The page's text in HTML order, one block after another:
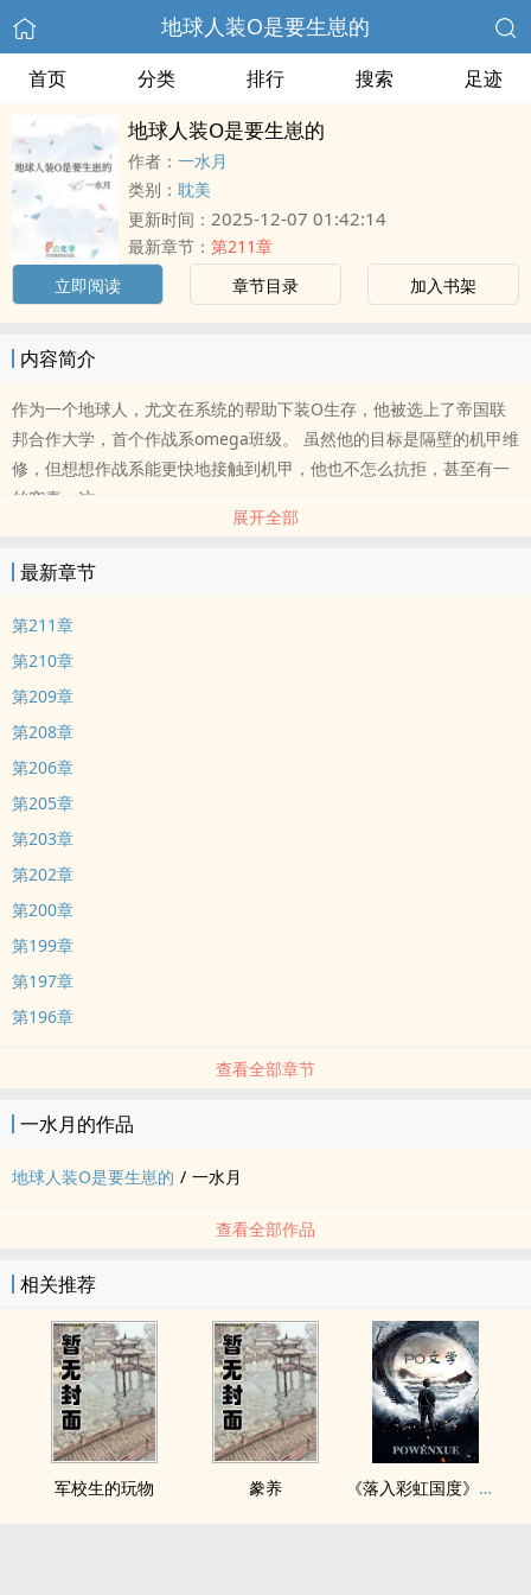
地球人装O是要生崽的
首页 分类 排行 搜索 足迹
地球人装O是要生崽的
作者： 一水月
类别： 耽美
更新时间： 2025-12-07 01:42:14
最新章节： 第211章
立即阅读
章节目录 加入书架
内容简介
作为一个地球人，尤文在系统的帮助下装O生存，他被选上了帝国联
邦合作大学，首个作战系omega班级。 虽然他的目标是隔壁的机甲维
修，但想想作战系能更快地接触到机甲，他也不怎么抗拒，甚至有一
丝窃喜，这..
展开全部
最新章节
第211章
第210章
第209章
第208章
第206章
第205章
第203章
第202章
第200章
第199章
第197章
第196章
查看全部章节
一水月的作品
地球人装O是要生崽的 / 一水月
查看全部作品
相关推荐
军校生的玩物 豢养 《落入彩虹国度》穿越+西幻+言情